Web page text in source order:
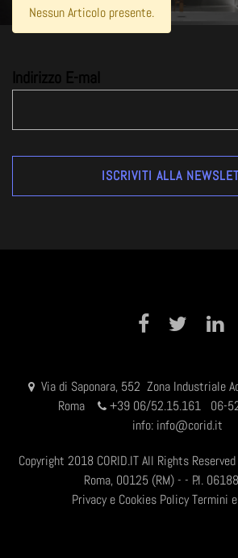
Nessun Articolo presente.
Indirizzo E-mal
Facebook Twitter
Via di Saponara, 552 Zona Industriale
Roma
+39 06/52.15.161 06-
info: info@corid.it
Copyright 2018 CORID.IT All Rights
Roma, 00125 (RM) - - P.I.
Privacy e Cookies Policy Termini